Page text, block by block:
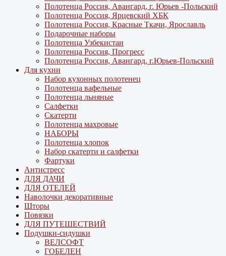
Полотенца Россия, Авангард, г. Юрьев -Польский
Полотенца Россия, Ярцевский ХБК
Полотенца Россия, Красные Ткачи, Ярославль
Подарочные наборы
Полотенца Узбекистан
Полотенца Россия, Прогресс
Полотенца Россия, Авангард, г.Юрьев-Польский
Для кухни
Набор кухонных полотенец
Полотенца вафельные
Полотенца льняные
Салфетки
Скатерти
Полотенца махровые
НАБОРЫ
Полотенца хлопок
Набор скатерти и салфетки
Фартуки
Антистресс
ДЛЯ ДАЧИ
ДЛЯ ОТЕЛЕЙ
Наволочки декоративные
Шторы
Повязки
ДЛЯ ПУТЕШЕСТВИЙ
Подушки-сидушки
ВЕЛСОФТ
ГОБЕЛЕН